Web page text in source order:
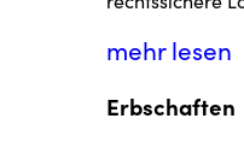
mehr lesen
Erbschaften